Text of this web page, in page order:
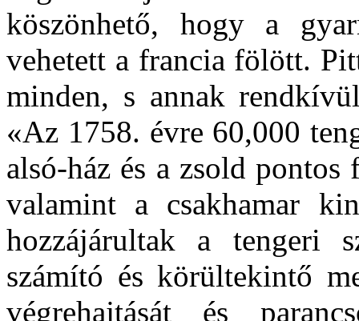
köszönhető, hogy a
vehetett a francia fölött.
minden, s annak
«Az 1758. évre 60,000
alsó-ház és a zsold pontos
valamint a csakhamar
hozzájárultak a tengeri
számító és körültekintő
végrehajtását és